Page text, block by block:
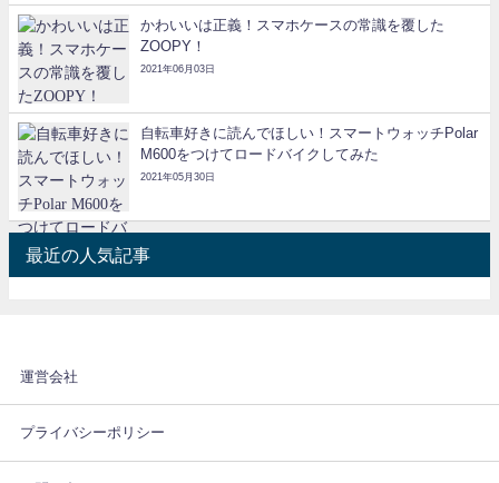
かわいいは正義！スマホケースの常識を覆した
ZOOPY！
2021年06月03日
自転車好きに読んでほしい！スマートウォッチPolar
M600をつけてロードバイクしてみた
2021年05月30日
最近の人気記事
運営会社
プライバシーポリシー